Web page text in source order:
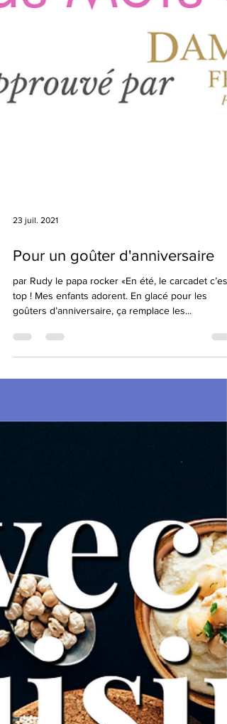
Pour un goûter d'anniversaire
par Rudy le papa rocker «En été, le carcadet c’est
top ! Mes enfants adorent. En glacé pour les
goûters d’anniversaire, ça remplace les...